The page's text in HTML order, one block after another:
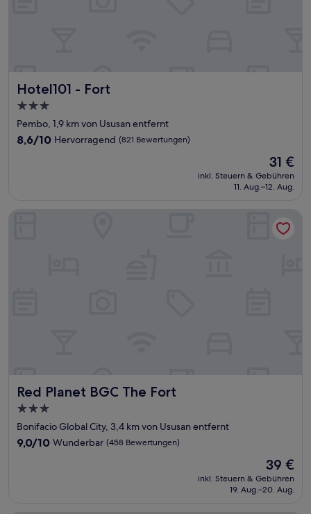
Hotel101 - Fort
Hotel101 - Fort
3.0-
Sterne-
Unterkunft
Pembo, 1,9 km von Ususan entfernt
8.6
8,6/10 Hervorragend (821 Bewertungen)
Der
Preis
beträgt
31 €
inkl. Steuern & Gebühren
11. Aug.–12. Aug.
Red Planet BGC The Fort
Red Planet BGC The Fort
3.0-
Sterne-
Unterkunft
Bonifacio Global City, 3,4 km von Ususan entfernt
9.0
9,0/10 Wunderbar (458 Bewertungen)
Der
Preis
beträgt
39 €
inkl. Steuern & Gebühren
19. Aug.–20. Aug.